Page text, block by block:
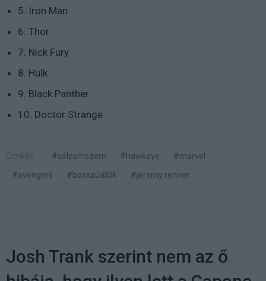
5. Iron Man
6. Thor
7. Nick Fury
8. Hulk
9. Black Panther
10. Doctor Strange
Címkék: #sólyomszem #hawkeye
#marvel
#avengers
#bosszúállók #jeremy renner
Josh Trank szerint nem az ő